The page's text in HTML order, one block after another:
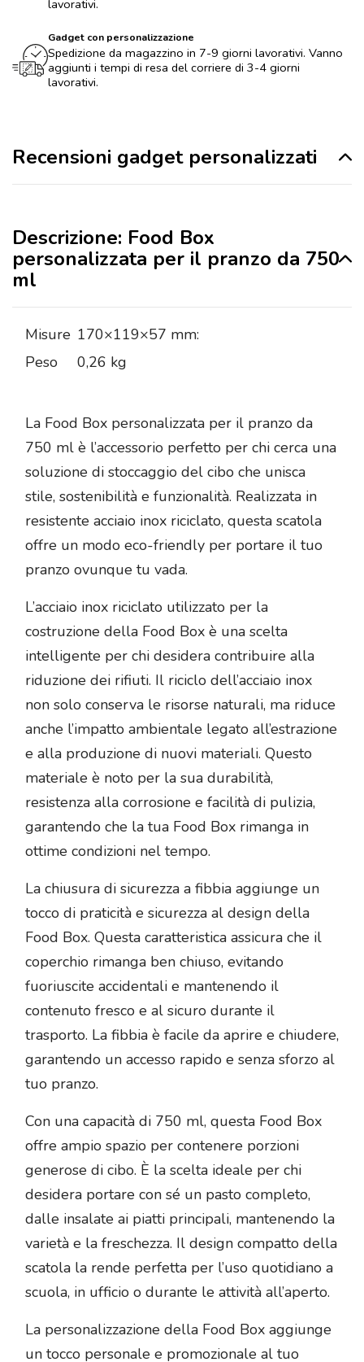
lavorativi.
Gadget con personalizzazione
Spedizione da magazzino in 7-9 giorni lavorativi. Vanno
aggiunti i tempi di resa del corriere di 3-4 giorni
lavorativi.
Recensioni gadget personalizzati
Descrizione: Food Box
personalizzata per il pranzo da 750
ml
Misure 170×119×57 mm:
Peso
0,26 kg
La Food Box personalizzata per il pranzo da
750 ml è l’accessorio perfetto per chi cerca una
soluzione di stoccaggio del cibo che unisca
stile, sostenibilità e funzionalità. Realizzata in
resistente acciaio inox riciclato, questa scatola
offre un modo eco-friendly per portare il tuo
pranzo ovunque tu vada.
L’acciaio inox riciclato utilizzato per la
costruzione della Food Box è una scelta
intelligente per chi desidera contribuire alla
riduzione dei rifiuti. Il riciclo dell’acciaio inox
non solo conserva le risorse naturali, ma riduce
anche l’impatto ambientale legato all’estrazione
e alla produzione di nuovi materiali. Questo
materiale è noto per la sua durabilità,
resistenza alla corrosione e facilità di pulizia,
garantendo che la tua Food Box rimanga in
ottime condizioni nel tempo.
La chiusura di sicurezza a fibbia aggiunge un
tocco di praticità e sicurezza al design della
Food Box. Questa caratteristica assicura che il
coperchio rimanga ben chiuso, evitando
fuoriuscite accidentali e mantenendo il
contenuto fresco e al sicuro durante il
trasporto. La fibbia è facile da aprire e chiudere,
garantendo un accesso rapido e senza sforzo al
tuo pranzo.
Con una capacità di 750 ml, questa Food Box
offre ampio spazio per contenere porzioni
generose di cibo. È la scelta ideale per chi
desidera portare con sé un pasto completo,
dalle insalate ai piatti principali, mantenendo la
varietà e la freschezza. Il design compatto della
scatola la rende perfetta per l’uso quotidiano a
scuola, in ufficio o durante le attività all’aperto.
La personalizzazione della Food Box aggiunge
un tocco personale e promozionale al tuo